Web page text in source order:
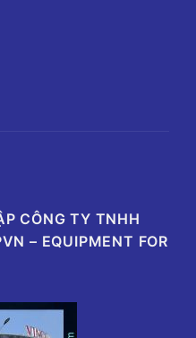
CÔNG TY TNHH
– EQUIPMENT FOR